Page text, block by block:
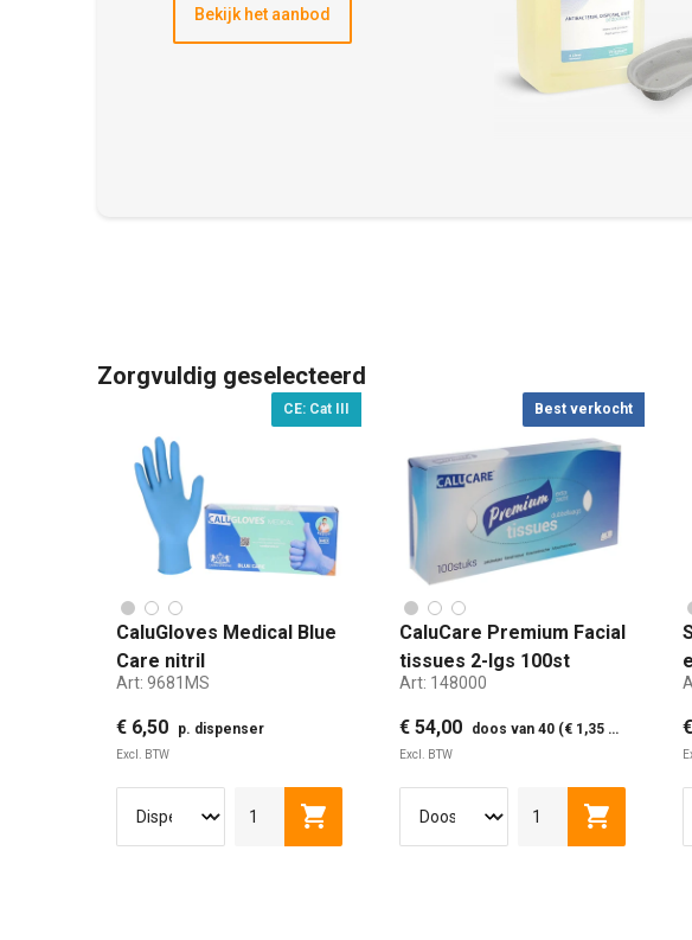
Bekijk het aanbod
Zorgvuldig geselecteerd
CE: Cat III
CaluGloves Medical Blue
Care nitril
wegwerphandschoenen
maat S 100st
Art: 9681MS
€ 6,50 p. dispenser
Excl. BTW
M L Toevoegen aan winkelwagen
Best verkocht
CaluCare Premium Facial
tissues 2-lgs 100st
Art: 148000
€ 54,00 doos van 40 (€ 1,35 p. pak)
Excl. BTW